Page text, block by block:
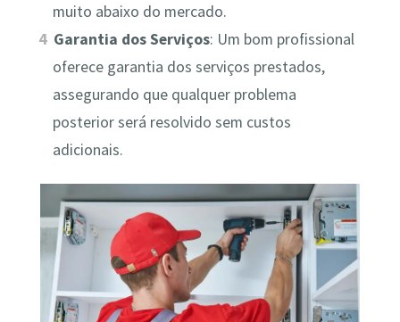
muito abaixo do mercado.
Garantia dos Serviços: Um bom profissional
oferece garantia dos serviços prestados,
assegurando que qualquer problema
posterior será resolvido sem custos
adicionais.